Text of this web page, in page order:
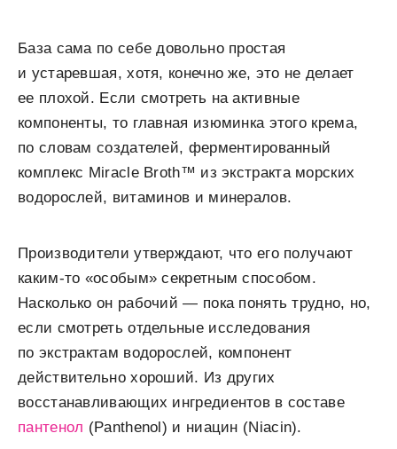
База сама по себе довольно простая
и устаревшая, хотя, конечно же, это не делает
ее плохой. Если смотреть на активные
компоненты, то главная изюминка этого крема,
по словам создателей, ферментированный
комплекс Miracle Broth™ из экстракта морских
водорослей, витаминов и минералов.
Производители утверждают, что его получают
каким-то «особым» секретным способом.
Насколько он рабочий — пока понять трудно, но,
если смотреть отдельные исследования
по экстрактам водорослей, компонент
действительно хороший. Из других
восстанавливающих ингредиентов в составе
пантенол (Panthenol) и ниацин (Niacin).